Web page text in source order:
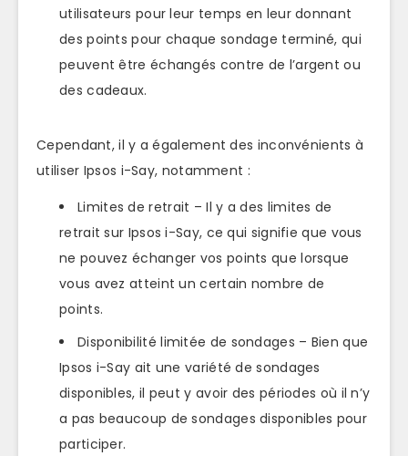
utilisateurs pour leur temps en leur donnant
des points pour chaque sondage terminé, qui
peuvent être échangés contre de l’argent ou
des cadeaux.
Cependant, il y a également des inconvénients à
utiliser Ipsos i-Say, notamment :
Limites de retrait – Il y a des limites de
retrait sur Ipsos i-Say, ce qui signifie que vous
ne pouvez échanger vos points que lorsque
vous avez atteint un certain nombre de
points.
Disponibilité limitée de sondages – Bien que
Ipsos i-Say ait une variété de sondages
disponibles, il peut y avoir des périodes où il n’y
a pas beaucoup de sondages disponibles pour
participer.